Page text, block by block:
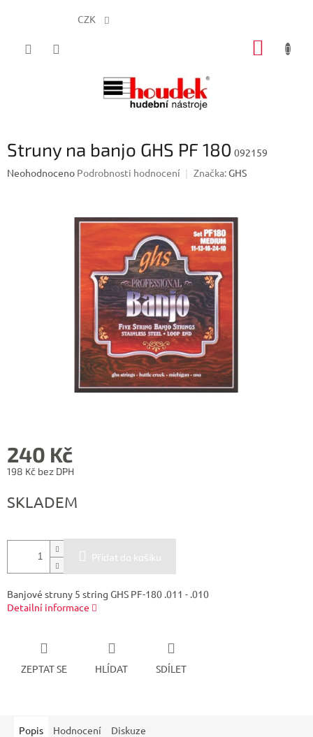
CZK
Struny na banjo GHS PF 180 092159
Průměrné
Neohodnoceno Podrobnosti hodnocení Značka:GHS
240 Kč
198 Kč bez DPH
cena:
SKLADEM
Přidat do košíku
Banjové struny 5 string GHS PF-180 .011 - .010
Detailní informace
ZEPTAT SE HLÍDAT SDÍLET
Popis Hodnocení Diskuze